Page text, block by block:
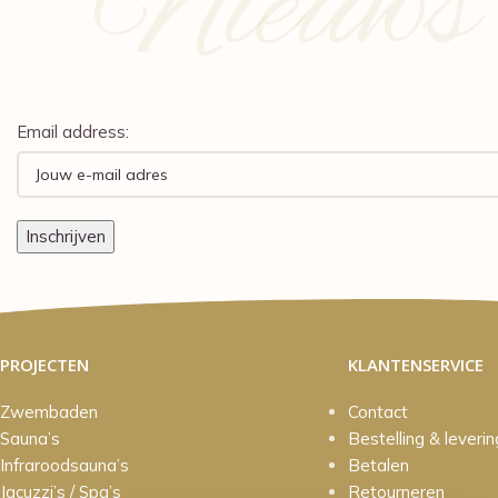
Email address:
PROJECTEN
Zwembaden
Sauna’s
Infraroodsauna’s
Jacuzzi’s / Spa’s
KLANTENSERVICE
Contact
Bestelling &
Betalen
Retourneren